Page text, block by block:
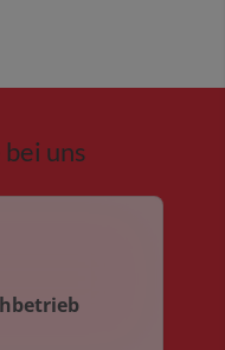
uns